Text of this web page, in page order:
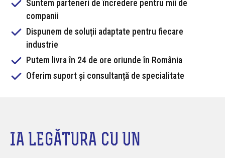
Suntem parteneri de încredere pentru mii de
companii
Dispunem de soluții adaptate pentru fiecare
industrie
Putem livra în 24 de ore oriunde în România
Oferim suport și consultanță de specialitate
IA LEGĂTURA CU UN